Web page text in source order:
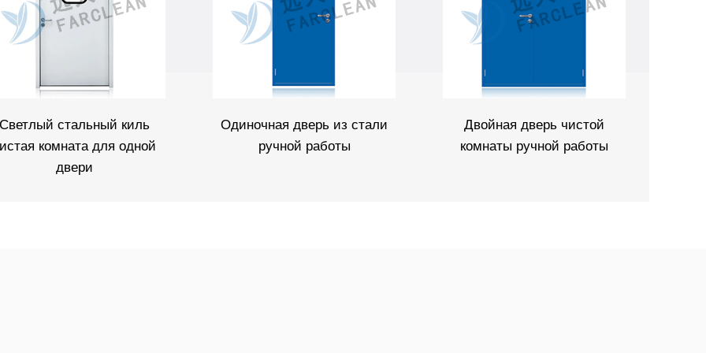
Светлый стальный киль
комната для одной
двери
Одиночная дверь из стали
ручной работы
Двойная дверь чистой
комнаты ручной работы